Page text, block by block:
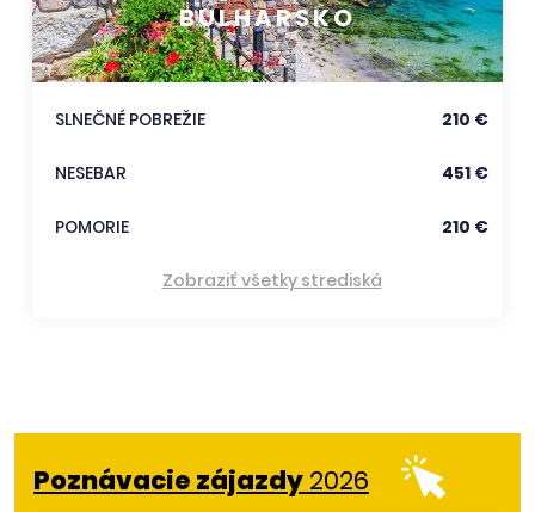
BULHARSKO
SLNEČNÉ POBREŽIE 210 €
NESEBAR 451 €
POMORIE 210 €
Zobraziť všetky strediská
Poznávacie zájazdy 2026